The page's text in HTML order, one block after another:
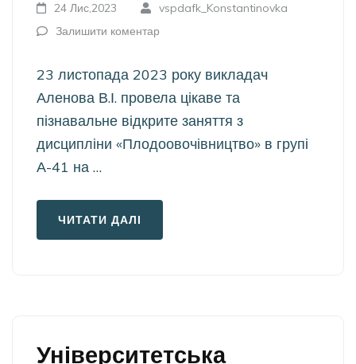
24 Лис,2023
vspdafk_Konstantinovka
Залишити коментар
23 листопада 2023 року викладач
Аленова В.І. провела цікаве та
пізнавальне відкрите заняття з
дисципліни «Плодоовочівництво» в групі
А-41 на …
ЧИТАТИ ДАЛІ
Університетська